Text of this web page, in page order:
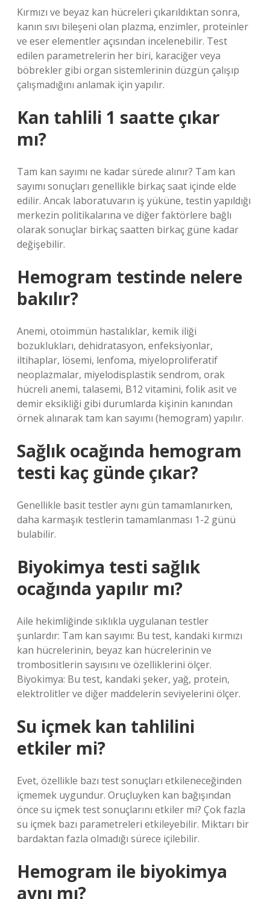
Kırmızı ve beyaz kan hücreleri çıkarıldıktan sonra,
kanın sıvı bileşeni olan plazma, enzimler, proteinler
ve eser elementler açısından incelenebilir. Test
edilen parametrelerin her biri, karaciğer veya
böbrekler gibi organ sistemlerinin düzgün çalışıp
çalışmadığını anlamak için yapılır.
Kan tahlili 1 saatte çıkar
mı?
Tam kan sayımı ne kadar sürede alınır? Tam kan
sayımı sonuçları genellikle birkaç saat içinde elde
edilir. Ancak laboratuvarın iş yüküne, testin yapıldığı
merkezin politikalarına ve diğer faktörlere bağlı
olarak sonuçlar birkaç saatten birkaç güne kadar
değişebilir.
Hemogram testinde nelere
bakılır?
Anemi, otoimmün hastalıklar, kemik iliği
bozuklukları, dehidratasyon, enfeksiyonlar,
iltihaplar, lösemi, lenfoma, miyeloproliferatif
neoplazmalar, miyelodisplastik sendrom, orak
hücreli anemi, talasemi, B12 vitamini, folik asit ve
demir eksikliği gibi durumlarda kişinin kanından
örnek alınarak tam kan sayımı (hemogram) yapılır.
Sağlık ocağında hemogram
testi kaç günde çıkar?
Genellikle basit testler aynı gün tamamlanırken,
daha karmaşık testlerin tamamlanması 1-2 günü
bulabilir.
Biyokimya testi sağlık
ocağında yapılır mı?
Aile hekimliğinde sıklıkla uygulanan testler
şunlardır: Tam kan sayımı: Bu test, kandaki kırmızı
kan hücrelerinin, beyaz kan hücrelerinin ve
trombositlerin sayısını ve özelliklerini ölçer.
Biyokimya: Bu test, kandaki şeker, yağ, protein,
elektrolitler ve diğer maddelerin seviyelerini ölçer.
Su içmek kan tahlilini
etkiler mi?
Evet, özellikle bazı test sonuçları etkileneceğinden
içmemek uygundur. Oruçluyken kan bağışından
önce su içmek test sonuçlarını etkiler mi? Çok fazla
su içmek bazı parametreleri etkileyebilir. Miktarı bir
bardaktan fazla olmadığı sürece içilebilir.
Hemogram ile biyokimya
aynı mı?